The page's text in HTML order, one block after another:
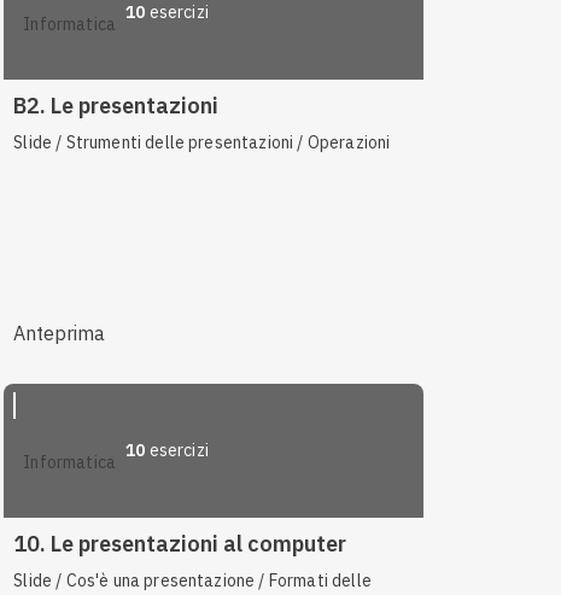
informatica
10 esercizi
B2. Le presentazioni
Slide / Strumenti delle presentazioni / Operazioni
Anteprima
informatica
10 esercizi
10. Le presentazioni al computer
Slide / Cos'è una presentazione / Formati delle